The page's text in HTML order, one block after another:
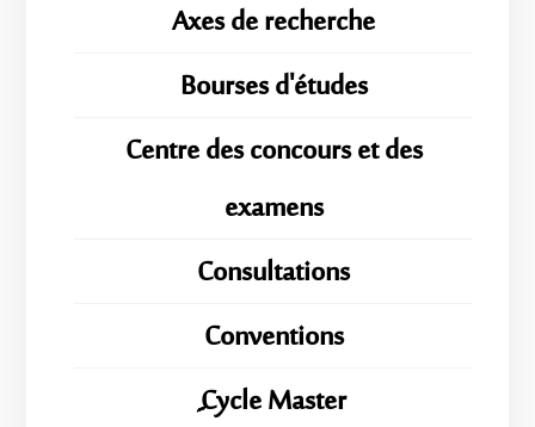
Axes de recherche
Bourses d'études
Centre des concours et des
examens
Consultations
Conventions
ِِِCycle Master